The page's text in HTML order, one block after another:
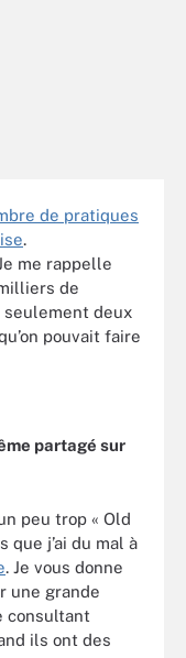
de pratiques
.
me rappelle
de
deux
pouvait faire
partagé sur
peu trop « Old
que j’ai du mal à
. Je vous donne
une grande
consultant
ils ont des